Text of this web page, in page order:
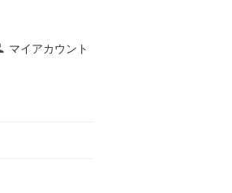
マイアカウント